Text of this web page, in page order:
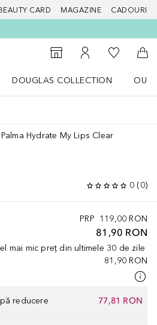
CARD MAGAZINE CADOURI
Către Găsire magazin
Către Contul meu
Către
DOUGLAS COLLECTION
Hydrate My Lips Clear
0 (0)
PRP 119,00 RON
81,90 RON
mai mic preț din ultimele 30 de zile
81,90 RON
reducere 77,81 RON